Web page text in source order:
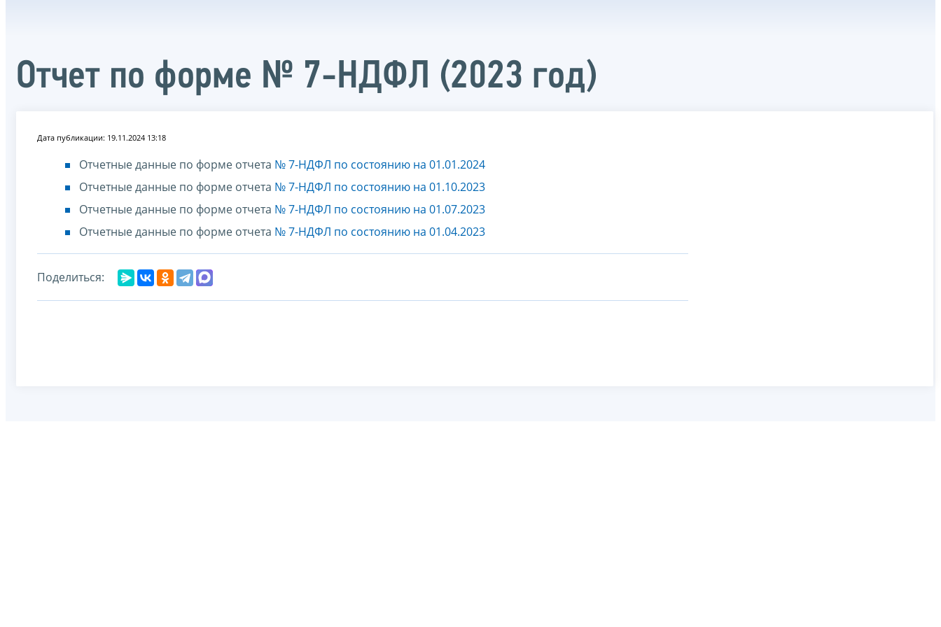
Отчет по форме № 7-НДФЛ (2023 год)
Дата публикации: 19.11.2024 13:18
Отчетные данные по форме отчета № 7-НДФЛ по состоянию на 01.01.2024
Отчетные данные по форме отчета № 7-НДФЛ по состоянию на 01.10.2023
Отчетные данные по форме отчета № 7-НДФЛ по состоянию на 01.07.2023
Отчетные данные по форме отчета № 7-НДФЛ по состоянию на 01.04.2023
Поделиться: